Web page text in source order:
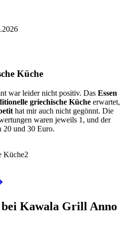
Küche
war leider nicht positiv. Das Essen
griechische Küche erwartet,
hat mir auch nicht gegönnt. Die
waren jeweils 1, und der
20 und 30 Euro.
Küche2
Kawala Grill Anno